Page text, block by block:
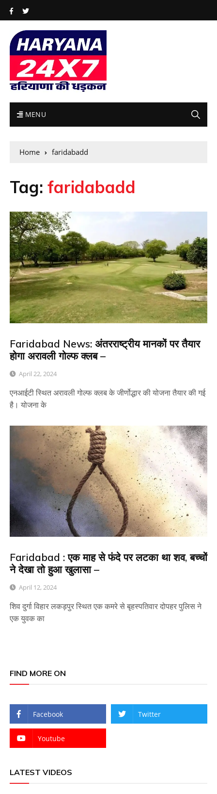
MENU
Home faridabadd
Tag: faridabadd
Faridabad News: अंतरराष्ट्रीय मानकों पर तैयार
होगा अरावली गोल्फ क्लब –
April 22, 2024
एनआईटी स्थित अरावली गोल्फ क्लब के जीर्णोद्धार की योजना तैयार की गई
है। योजना के
Faridabad : एक माह से फंदे पर लटका था शव, बच्चों
ने देखा तो हुआ खुलासा –
April 12, 2024
शिव दुर्गा विहार लकड़पुर स्थित एक कमरे से बृहस्पतिवार दोपहर पुलिस ने
एक युवक का
FIND MORE ON
Facebook Twitter
Youtube
LATEST VIDEOS